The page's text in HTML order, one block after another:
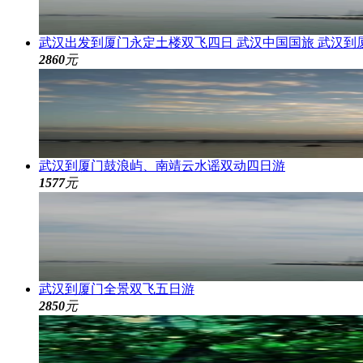
武汉出发到厦门永定土楼双飞四日 武汉中国国旅 武汉到
2860元
武汉到厦门鼓浪屿、南靖云水谣双动四日游
1577元
武汉到厦门全景双飞五日游
2850元